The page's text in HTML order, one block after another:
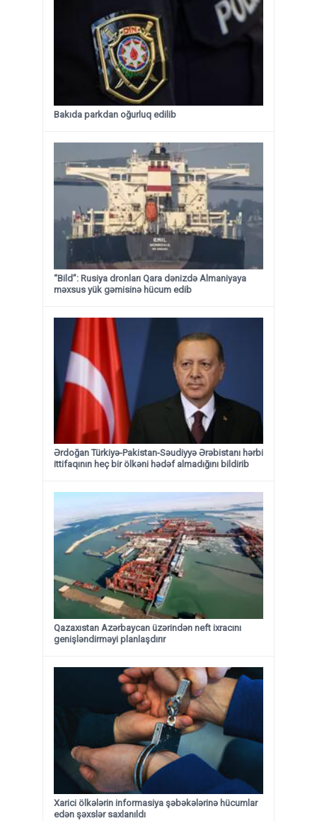
Bakıda parkdan oğurluq edilib
“Bild”: Rusiya dronları Qara dənizdə Almaniyaya
məxsus yük gəmisinə hücum edib
Ərdoğan Türkiyə-Pakistan-Səudiyyə Ərəbistanı hərbi
ittifaqının heç bir ölkəni hədəf almadığını bildirib
Qazaxıstan Azərbaycan üzərindən neft ixracını
genişləndirməyi planlaşdırır
Xarici ölkələrin informasiya şəbəkələrinə hücumlar
edən şəxslər saxlanıldı